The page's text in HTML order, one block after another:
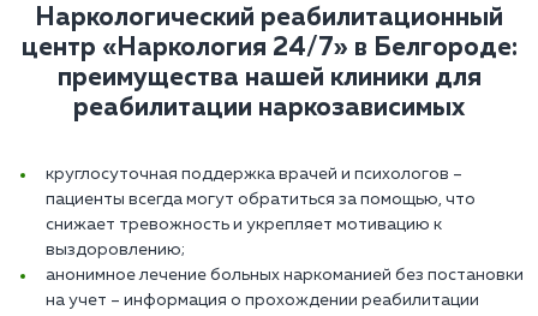
Наркологический реабилитационный
центр «Наркология 24/7»‎ в Белгороде:
преимущества нашей клиники для
реабилитации наркозависимых
круглосуточная поддержка врачей и психологов –
пациенты всегда могут обратиться за помощью, что
снижает тревожность и укрепляет мотивацию к
выздоровлению;
анонимное лечение больных наркоманией без постановки
на учет – информация о прохождении реабилитации